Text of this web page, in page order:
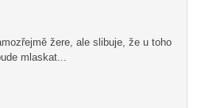
žere, ale slibuje, že u toho
mlaskat...